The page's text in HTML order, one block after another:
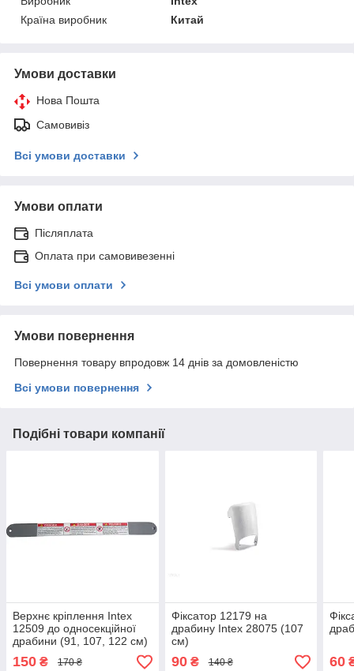
Країна виробник
Китай
Умови доставки
Нова Пошта
Самовивіз
Всі умови доставки
Умови оплати
Післяплата
Оплата при самовивезенні
Всі умови оплати
Умови повернення
Повернення товару впродовж 14 днів за домовленістю
Всі умови повернення
Подібні товари компанії
Верхнє кріплення Intex
12509 до односекційної
драбини (91, 107, 122 см)
150 ₴ 170 ₴
Фіксатор 12179 на
драбину Intex 28075 (107
см)
90₴ 140 ₴ 60